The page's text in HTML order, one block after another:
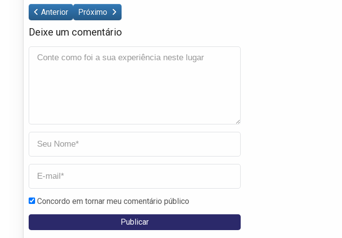
Anterior Próximo
Deixe um comentário
Concordo em tornar meu comentário público